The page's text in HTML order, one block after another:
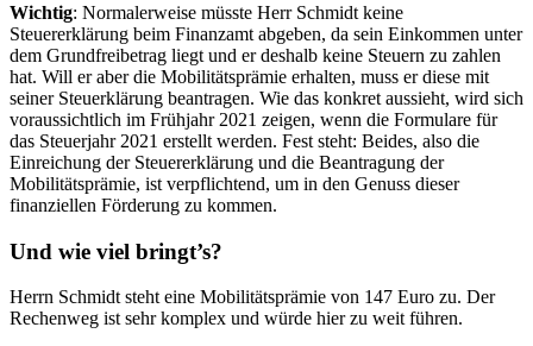
Wichtig: Normalerweise müsste Herr Schmidt keine
Steuererklärung beim Finanzamt abgeben, da sein Einkommen unter
dem Grundfreibetrag liegt und er deshalb keine Steuern zu zahlen
hat. Will er aber die Mobilitätsprämie erhalten, muss er diese mit
seiner Steuerklärung beantragen. Wie das konkret aussieht, wird sich
voraussichtlich im Frühjahr 2021 zeigen, wenn die Formulare für
das Steuerjahr 2021 erstellt werden. Fest steht: Beides, also die
Einreichung der Steuererklärung und die Beantragung der
Mobilitätsprämie, ist verpflichtend, um in den Genuss dieser
finanziellen Förderung zu kommen.
Und wie viel bringt’s?
Herrn Schmidt steht eine Mobilitätsprämie von 147 Euro zu. Der
Rechenweg ist sehr komplex und würde hier zu weit führen.